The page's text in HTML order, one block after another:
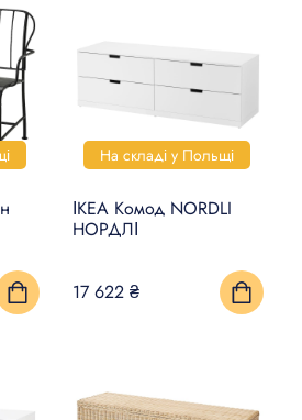
На складі у Польщі
ІКЕА Комод NORDLI
НОРДЛІ
17 622 ₴